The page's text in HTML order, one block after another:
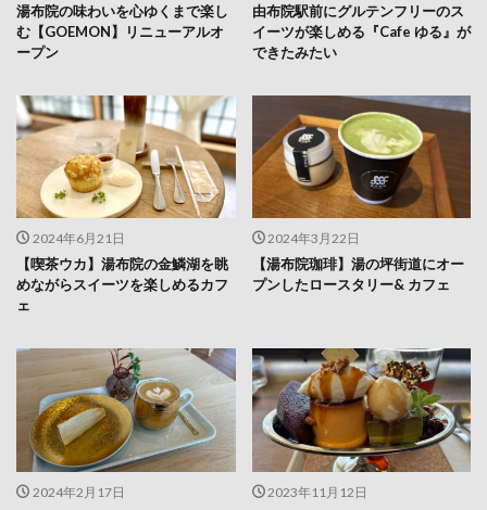
湯布院の味わいを心ゆくまで楽し
む【GOEMON】リニューアルオ
ープン
由布院駅前にグルテンフリーのス
イーツが楽しめる『Cafe ゆる』が
できたみたい
2024年6月21日
【喫茶ウカ】湯布院の金鱗湖を眺
めながらスイーツを楽しめるカフ
ェ
2024年3月22日
【湯布院珈琲】湯の坪街道にオー
プンしたロースタリー& カフェ
2024年2月17日 2023年11月12日